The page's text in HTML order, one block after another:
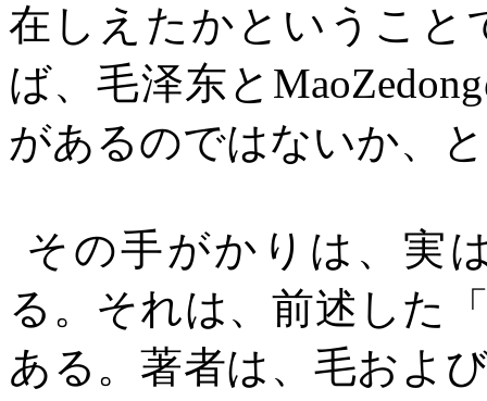
在しえたかということ
ば、毛泽东と MaoZedong
があるのではないか、
その手がかりは、実
る。それは、前述した
ある。著者は、毛およ